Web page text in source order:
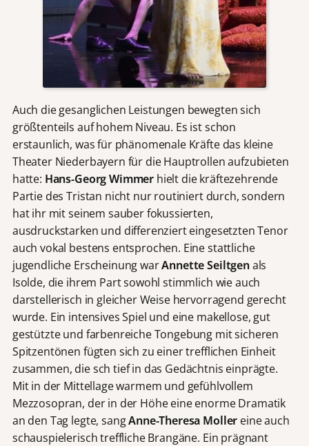
Auch die gesanglichen Leistungen bewegten sich
größtenteils auf hohem Niveau. Es ist schon
erstaunlich, was für phänomenale Kräfte das kleine
Theater Niederbayern für die Hauptrollen aufzubieten
hatte: Hans-Georg Wimmer hielt die kräftezehrende
Partie des Tristan nicht nur routiniert durch, sondern
hat ihr mit seinem sauber fokussierten,
ausdruckstarken und differenziert eingesetzten Tenor
auch vokal bestens entsprochen. Eine stattliche
jugendliche Erscheinung warAnnette Seiltgenals
Isolde, die ihrem Part sowohl stimmlich wie auch
darstellerisch in gleicher Weise hervorragend gerecht
wurde. Ein intensives Spiel und eine makellose, gut
gestützte und farbenreiche Tongebung mit sicheren
Spitzentönen fügten sich zu einer trefflichen Einheit
zusammen, die sch tief in das Gedächtnis einprägte.
Mit in der Mittellage warmem und gefühlvollem
Mezzosopran, der in der Höhe eine enorme Dramatik
an den Tag legte, sangAnne-Theresa Moller eine auch
schauspielerisch treffliche Brangäne. Ein prägnant